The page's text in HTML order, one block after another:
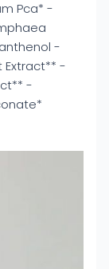
Pca* -
-
Extract** -
-